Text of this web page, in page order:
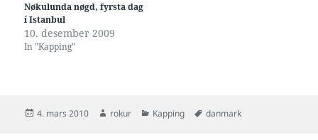
Nøkulunda nøgd, fyrsta dag
í Istanbul
10. desember 2009
In "Kapping"
Posted
4. mars 2010 Author
rokur Categories
Kapping Tags
danmark